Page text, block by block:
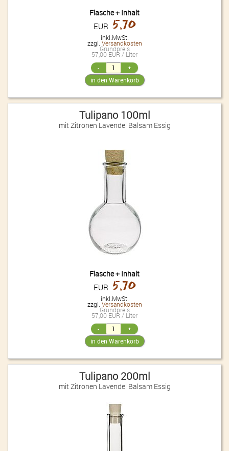
Flasche + Inhalt
EUR 5,70
inkl.MwSt.
zzgl. Versandkosten
Grundpreis
57,00 EUR / Liter
Tulipano 100ml
mit Zitronen Lavendel Balsam Essig
Flasche + Inhalt
EUR 5,70
inkl.MwSt.
zzgl. Versandkosten
Grundpreis
57,00 EUR / Liter
Tulipano 200ml
mit Zitronen Lavendel Balsam Essig